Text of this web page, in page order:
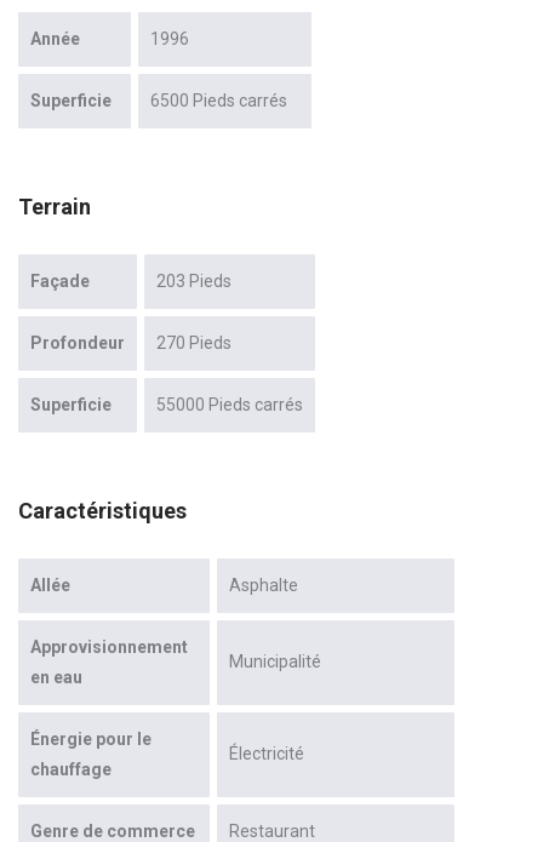
Année 1996
Superficie 6500 Pieds carrés
Terrain
Façade 203 Pieds
Profondeur 270 Pieds
Superficie 55000 Pieds carrés
Caractéristiques
Allée Asphalte
Approvisionnement
en eau
Municipalité
Énergie pour le
chauffage
Électricité
Genre de commerce Restaurant